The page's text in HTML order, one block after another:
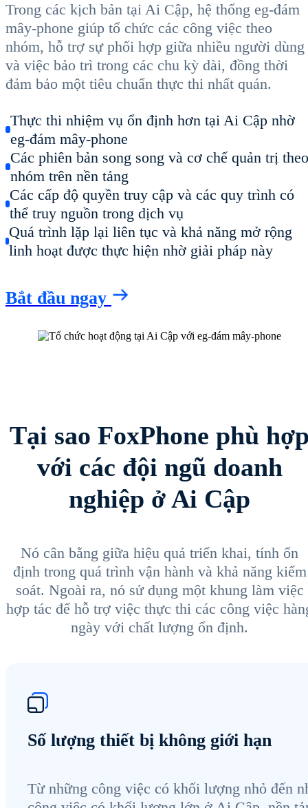
Trong các kịch bản tại Ai Cập, hệ thống eg-đám
mây-phone giúp tổ chức các công việc theo
nhóm, hỗ trợ sự phối hợp giữa nhiều người dùng
và việc bảo trì trong các chu kỳ dài, đồng thời
đảm bảo một tiêu chuẩn thực thi nhất quán.
Thực thi nhiệm vụ ổn định hơn tại Ai Cập nhờ
eg-đám mây-phone
Các phiên bản song song và cơ chế quản trị theo
nhóm trên nền tảng
Các cấp độ quyền truy cập và các quy trình có
thể truy nguồn trong dịch vụ
Quá trình lặp lại liên tục và khả năng mở rộng
linh hoạt được thực hiện nhờ giải pháp này
Bắt đầu ngay
Tại sao FoxPhone phù
với các đội ngũ doanh
nghiệp ở Ai Cập
Nó cân bằng giữa hiệu quả triển khai, tính ổn
định trong quá trình vận hành và khả năng kiểm
soát. Ngoài ra, nó sử dụng một khung làm việc
hợp tác để hỗ trợ việc thực thi các công việc
ngày với chất lượng ổn định.
Số lượng thiết bị không giới hạn
Từ những công việc có khối lượng nhỏ đến